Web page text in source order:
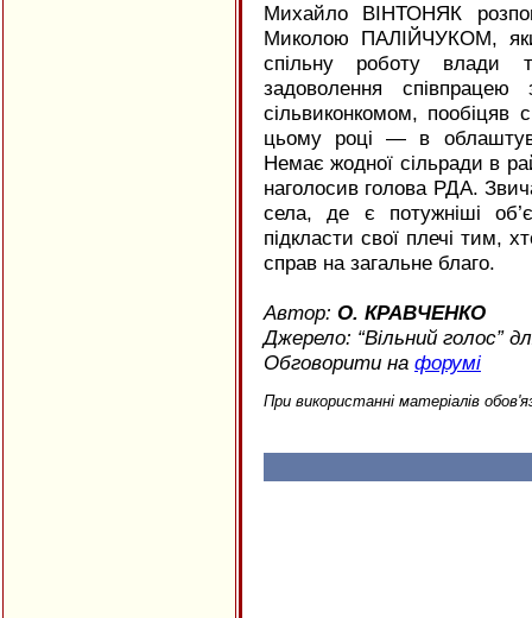
Михайло ВІНТОНЯК
Миколою ПАЛІЙЧУКОМ,
спільну роботу влади
задоволення співпрацею
сільвиконкомом, пообіцяв
цьому році — в
Немає жодної сільради в
наголосив голова РДА.
села, де є потужніші
підкласти свої плечі тим,
справ на загальне благо.
Автор: О. КРАВЧЕНКО
Джерело: “Вільний голос”
Обговорити на форумі
При використанні матеріалів